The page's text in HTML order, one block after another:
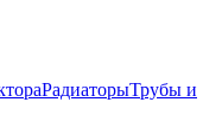
РадиаторыТрубы и